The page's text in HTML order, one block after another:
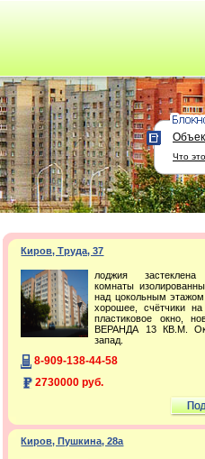
Что
Киров, Труда, 37
лоджия
комнаты
над цокольным
хорошее, счётчики
пластиковое окно,
ВЕРАНДА 13 КВ.М.
запад.
8-909-138-44-58
2730000 руб.
Киров, Пушкина, 28а